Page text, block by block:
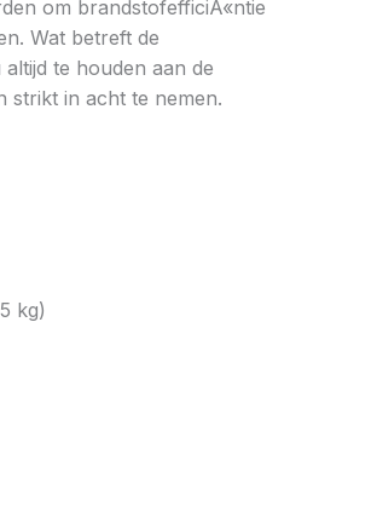
om brandstofefficiÃ«ntie
Wat betreft de
te houden aan de
strikt in acht te nemen.
kg)